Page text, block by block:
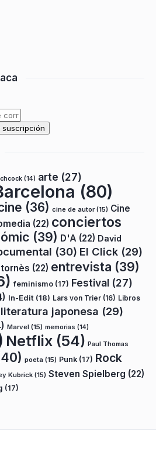
(14) arte (27)
(80)
(36) cine de autor(15) Cine
(22) conciertos
(39) D'A (22) David
(30) El Click (29)
(22) entrevista (39)
feminismo (17) Festival (27)
In-Edit (18) Lars von Trier (16) Libros
literatura japonesa (29)
Marvel (15) memorias (14)
Netflix (54) Paul Thomas
poeta (15) Punk (17) Rock
Kubrick (15) Steven Spielberg (22)
(17)